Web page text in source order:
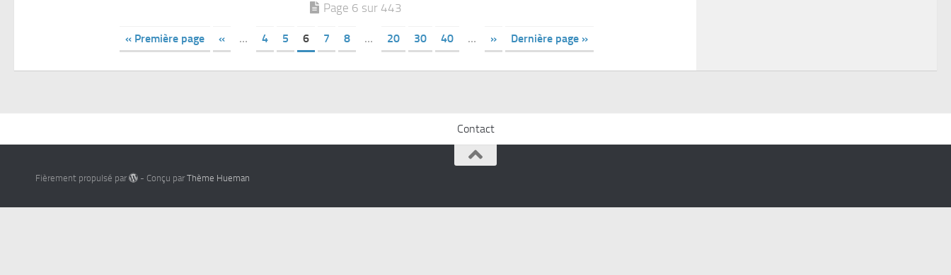
Page 6 sur 443
« Première page « … 4 5 6 7 8 … 20 30 40 … » Dernière page »
Contact
Fièrement propulsé par - Conçu parThème Hueman